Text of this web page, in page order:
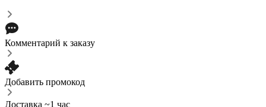
Комментарий к заказу
Добавить промокод
Доставка ~1 час